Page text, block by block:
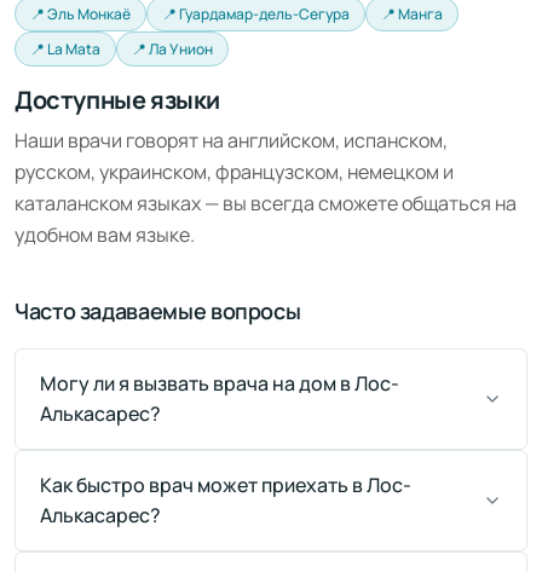
📍 Эль Монкаё
📍 Гуардамар-дель-Сегура
📍 Манга
📍 La Mata
📍 Ла Унион
Доступные языки
Наши врачи говорят на английском, испанском,
русском, украинском, французском, немецком и
каталанском языках — вы всегда сможете общаться на
удобном вам языке.
Часто задаваемые вопросы
Могу ли я вызвать врача на дом в Лос-
Алькасарес?
Как быстро врач может приехать в Лос-
Алькасарес?